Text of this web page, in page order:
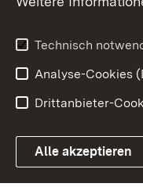
Weitere
Link
Technisch
Analyse-Cookies
Drittanbieter-
Alle akzeptieren